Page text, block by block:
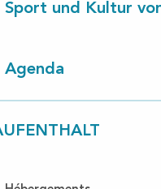
Sport und Kultur
Agenda
uns